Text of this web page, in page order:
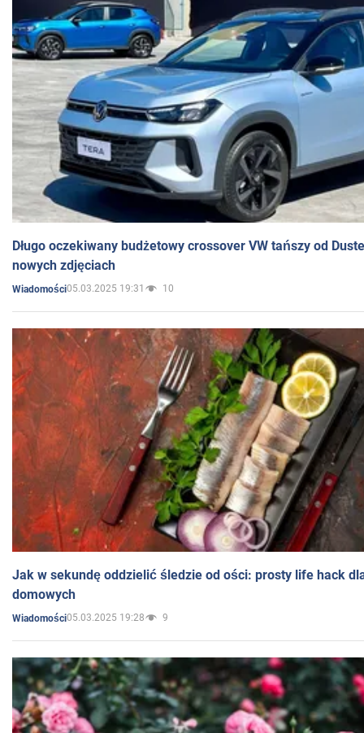
Długo oczekiwany budżetowy crossover VW tańszy od
nowych zdjęciach
Wiadomości05.03.2025 19:31 10
Jak w sekundę oddzielić śledzie od ości: prosty life hack
domowych
Wiadomości05.03.2025 19:28 9